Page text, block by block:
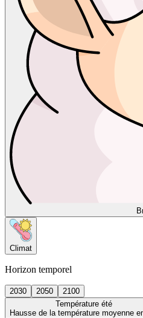
Climat
Horizon temporel
2030 2050
2100
Température été
Hausse de la température moyenne